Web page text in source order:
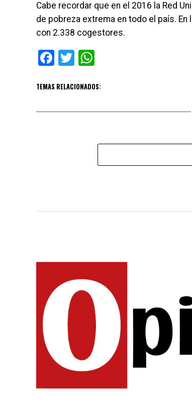
Cabe recordar que en el 2016 la Red
de pobreza extrema en todo el país.
con 2.338 cogestores.
Facebook
Twitter
TEMAS RELACIONADOS: